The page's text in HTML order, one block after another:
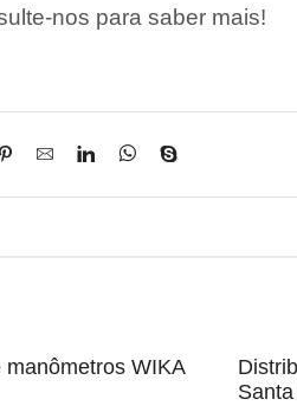
nos para saber mais!
manômetros WIKA